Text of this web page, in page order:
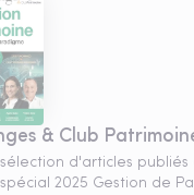
& Club
d'articles publiés
2025 Gestion de